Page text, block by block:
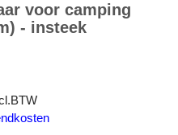
voor camping
- insteek